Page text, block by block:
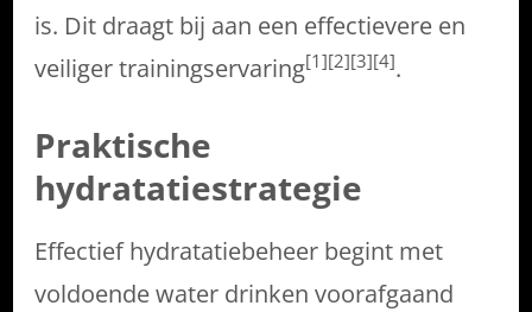
is. Dit draagt bij aan een effectievere en
veiliger trainingservaring[1][2][3][4].
Praktische
hydratatiestrategie
Effectief hydratatiebeheer begint met
voldoende water drinken voorafgaand